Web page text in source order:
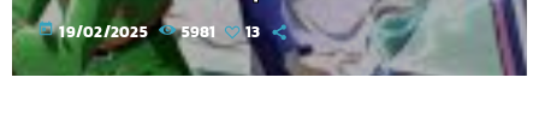
today 19/02/2025 5981 13